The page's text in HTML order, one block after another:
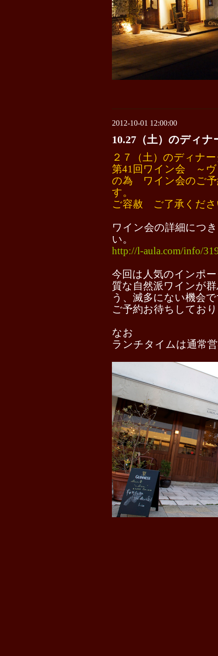
2012-10-01 12:00:00
10.27（土）のディ
２７（土）のディナ
第41回ワイン会 ～ヴ
の為 ワイン会のご予
す。
ご容赦 ご了承くださ
ワイン会の詳細につ
い。
http://l-aula.com/info/
今回は人気のインポ
質な自然派ワインが
う、滅多にない機会
ご予約お待ちしてお
なお
ランチタイムは通常